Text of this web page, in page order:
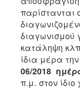
παρίστανται
διαγωνισμού
κατάληψη
ίδια μέρα
06/2018
π.μ. στον ίδιο